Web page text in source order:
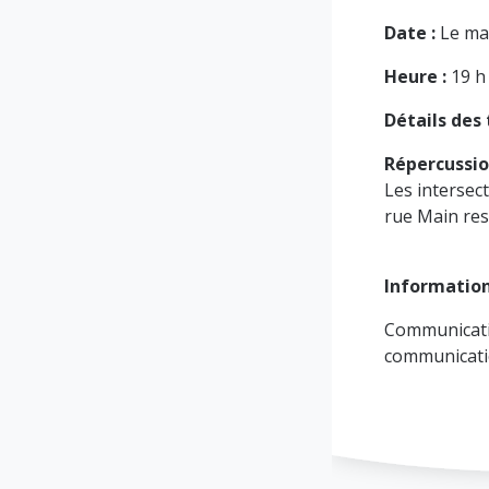
Date : Le
Heure : 19
Détails des
Les
rue Main